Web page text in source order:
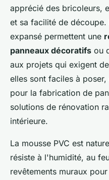
apprécié des bricoleurs,
et sa facilité de découpe.
expansé permettent une
panneaux décoratifs ou
aux projets qui exigent
elles sont faciles à
pour la fabrication de
solutions de rénovation
intérieure.
La mousse PVC est
résiste à l'humidité, au
revêtements muraux